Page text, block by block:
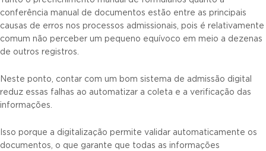
conferência manual de documentos estão entre as principais
causas de erros nos processos admissionais, pois é relativamente
comum não perceber um pequeno equívoco em meio a dezenas
de outros registros.
Neste ponto, contar com um bom sistema de admissão digital
reduz essas falhas ao automatizar a coleta e a verificação das
informações.
Isso porque a digitalização permite validar automaticamente os
documentos, o que garante que todas as informações